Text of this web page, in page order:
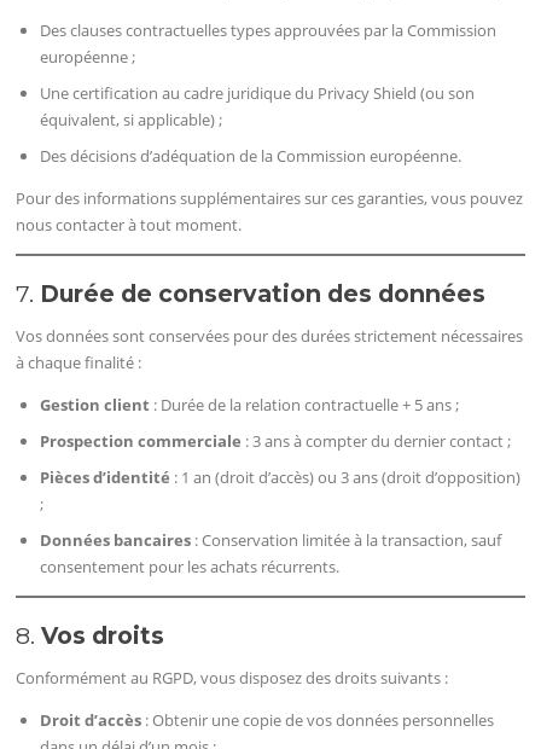
Des clauses contractuelles types approuvées par la Commission
européenne ;
Une certification au cadre juridique du Privacy Shield (ou son
équivalent, si applicable) ;
Des décisions d’adéquation de la Commission européenne.
Pour des informations supplémentaires sur ces garanties, vous pouvez
nous contacter à tout moment.
7. Durée de conservation des données
Vos données sont conservées pour des durées strictement nécessaires
à chaque finalité :
Gestion client : Durée de la relation contractuelle + 5 ans ;
Prospection commerciale : 3 ans à compter du dernier contact ;
Pièces d’identité : 1 an (droit d’accès) ou 3 ans (droit d’opposition)
;
Données bancaires : Conservation limitée à la transaction, sauf
consentement pour les achats récurrents.
8.Vos droits
Conformément au RGPD, vous disposez des droits suivants :
Droit d’accès : Obtenir une copie de vos données personnelles